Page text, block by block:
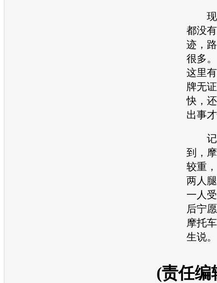
现
都没
迹，
很多
这里
牌无
快，
出事
记
到，
较重
两人
一人
后宁
摩托
生说。
(责任编